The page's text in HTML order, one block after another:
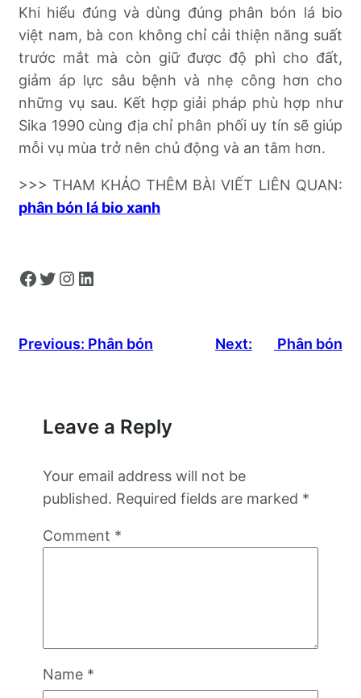
Khi hiểu đúng và dùng đúng phân bón lá bio
việt nam, bà con không chỉ cải thiện năng suất
trước mắt mà còn giữ được độ phì cho đất,
giảm áp lực sâu bệnh và nhẹ công hơn cho
những vụ sau. Kết hợp giải pháp phù hợp như
Sika 1990 cùng địa chỉ phân phối uy tín sẽ giúp
mỗi vụ mùa trở nên chủ động và an tâm hơn.
>>> THAM KHẢO THÊM BÀI VIẾT LIÊN QUAN:
phân bón lá bio xanh
Facebook Twitter Instagram LinkedIn
Previous: Phân bón Next: Phân bón
Leave a Reply
Your email address will not be
published. Required fields are marked *
Comment *
Name *